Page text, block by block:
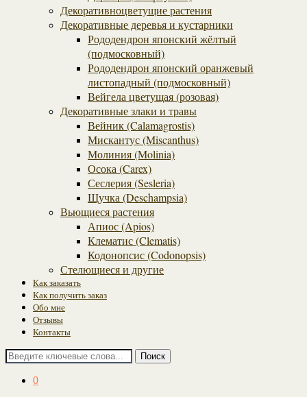
Декоративноцветущие растения
Декоративные деревья и кустарники
Рододендрон японский жёлтый
(подмосковный)
Рододендрон японский оранжевый
листопадный (подмосковный)
Вейгела цветущая (розовая)
Декоративные злаки и травы
Вейник (Calamagrostis)
Мискантус (Miscanthus)
Молиния (Molinia)
Осока (Carex)
Сеслерия (Sesleria)
Щучка (Deschampsia)
Вьющиеся растения
Апиос (Apios)
Клематис (Clematis)
Кодонопсис (Codonopsis)
Стелющиеся и другие
Как заказать
Как получить заказ
Обо мне
Отзывы
Контакты
Поиск
0